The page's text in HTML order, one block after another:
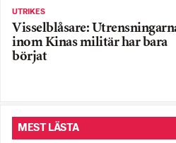
UTRIKES
Visselblåsare:
inom Kinas militär har bara
börjat
MEST LÄSTA